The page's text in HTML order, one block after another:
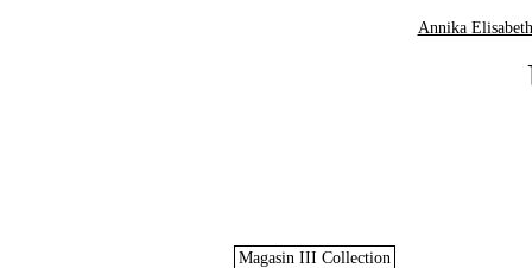
Annika
Magasin III Collection